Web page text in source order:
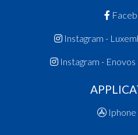
Instagram -
Instagram -